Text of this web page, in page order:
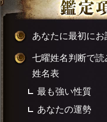
あなたに最初にお
七曜姓名判断で
姓名表
最も強い性質
あなたの運勢